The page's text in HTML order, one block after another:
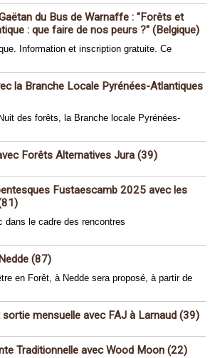
du Bus de Warnaffe : "Forêts et
: que faire de nos peurs ?" (Belgique)
Information et inscription gratuite. Ce
la Branche Locale Pyrénées-Atlantiques
des forêts, la Branche locale Pyrénées-
Forêts Alternatives Jura (39)
Fustaescamb 2025 avec les
dans le cadre des rencontres
(87)
en Forêt, à Nedde sera proposé, à partir de
mensuelle avec FAJ à Larnaud (39)
Traditionnelle avec Wood Moon (22)